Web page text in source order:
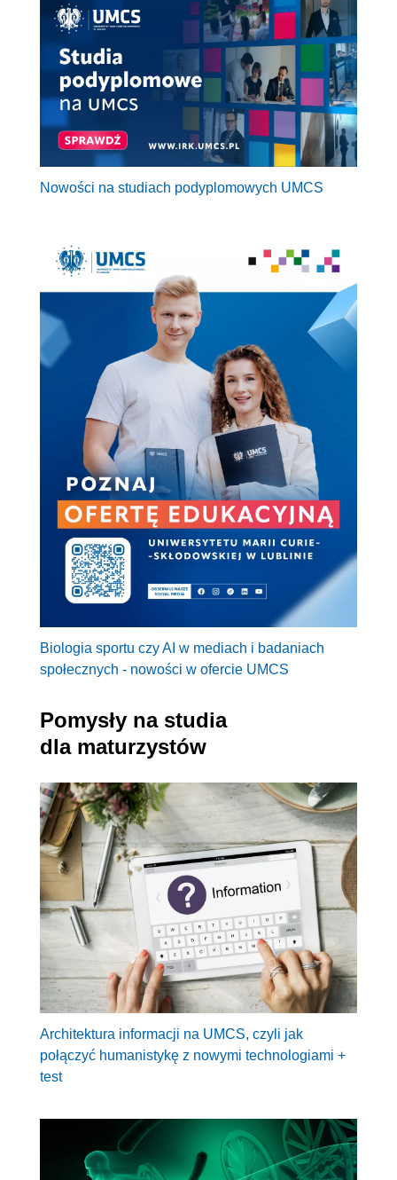
Nowości na studiach podyplomowych UMCS
Biologia sportu czy AI w mediach i badaniach
społecznych - nowości w ofercie UMCS
Pomysły na studia
dla maturzystów
Architektura informacji na UMCS, czyli jak
połączyć humanistykę z nowymi technologiami +
test